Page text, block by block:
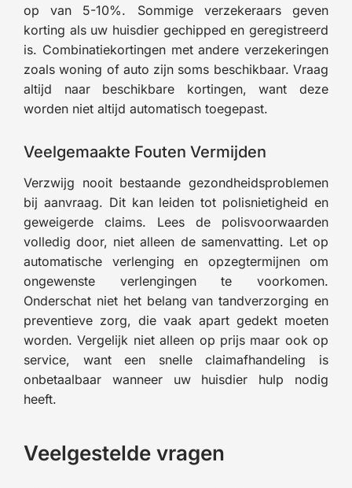
op van 5-10%. Sommige verzekeraars geven
korting als uw huisdier gechipped en geregistreerd
is. Combinatiekortingen met andere verzekeringen
zoals woning of auto zijn soms beschikbaar. Vraag
altijd naar beschikbare kortingen, want deze
worden niet altijd automatisch toegepast.
Veelgemaakte Fouten Vermijden
Verzwijg nooit bestaande gezondheidsproblemen
bij aanvraag. Dit kan leiden tot polisnietigheid en
geweigerde claims. Lees de polisvoorwaarden
volledig door, niet alleen de samenvatting. Let op
automatische verlenging en opzegtermijnen om
ongewenste verlengingen te voorkomen.
Onderschat niet het belang van tandverzorging en
preventieve zorg, die vaak apart gedekt moeten
worden. Vergelijk niet alleen op prijs maar ook op
service, want een snelle claimafhandeling is
onbetaalbaar wanneer uw huisdier hulp nodig
heeft.
Veelgestelde vragen